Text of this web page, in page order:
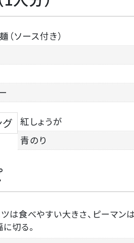
（ソース付き）
グ 紅しょうが
青のり
は食べやすい大きさ、ピーマン
切る。